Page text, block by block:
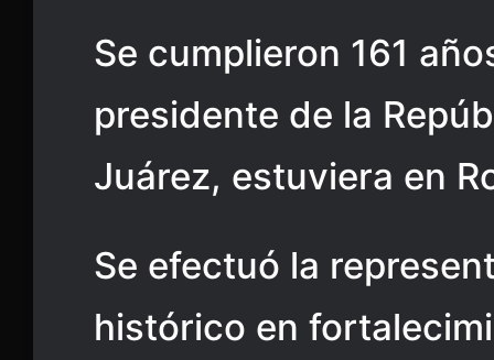
Se cumplieron 161
presidente de la
Juárez, estuviera en
Se efectuó la
histórico en